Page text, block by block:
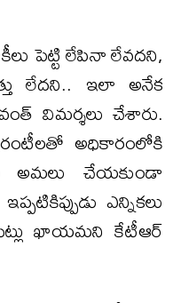
పెట్టి లేపినా లేవదని,
లేదని.. ఇలా అనేక
విమర్శలు చేశారు.
అధికారంలోకి
అమలు చేయకుండా
ఎన్నికలు
ఖాయమని కేటీఆర్